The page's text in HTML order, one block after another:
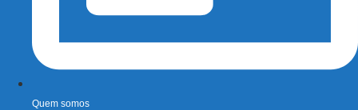
Quem somos